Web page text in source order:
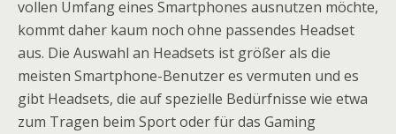
vollen Umfang eines Smartphones ausnutzen möchte,
kommt daher kaum noch ohne passendes Headset
aus. Die Auswahl an Headsets ist größer als die
meisten Smartphone-Benutzer es vermuten und es
gibt Headsets, die auf spezielle Bedürfnisse wie etwa
zum Tragen beim Sport oder für das Gaming